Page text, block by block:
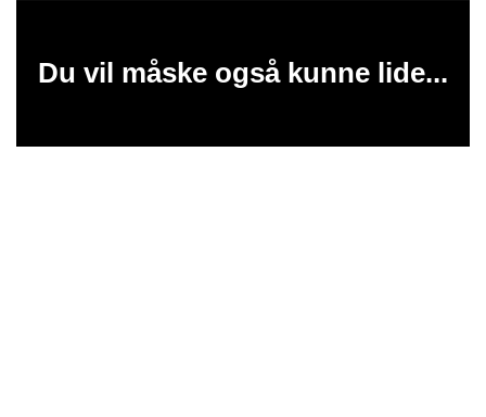
Du vil måske også kunne lide...